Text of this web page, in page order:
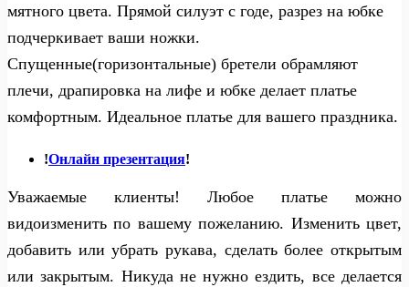
мятного цвета. Прямой силуэт с годе, разрез на юбке
подчеркивает ваши ножки.
Спущенные(горизонтальные) бретели обрамляют
плечи, драпировка на лифе и юбке делает платье
комфортным. Идеальное платье для вашего праздника.
!Онлайн презентация!
Уважаемые клиенты! Любое платье можно
видоизменить по вашему пожеланию. Изменить цвет,
добавить или убрать рукава, сделать более открытым
или закрытым. Никуда не нужно ездить, все делается